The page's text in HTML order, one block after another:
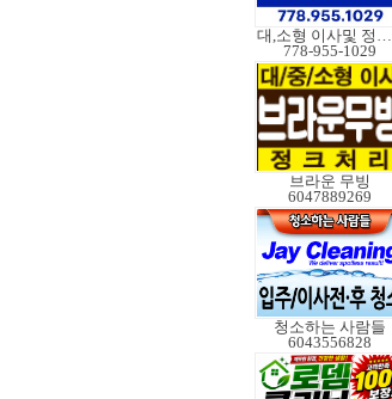
대,소형 이사및 정크처
778-955-1029
브라운 무빙
6047889269
청소하는 사람들
6043556828